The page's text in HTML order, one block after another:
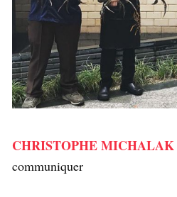
CHRISTOPHE MICHALAK
communiquer